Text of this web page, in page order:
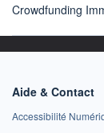
Crowdfunding
Aide & Contact
Accessibilité